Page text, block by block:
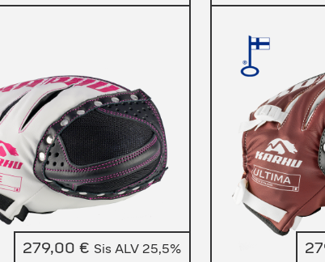
279,00€ Sis ALV 25,5%